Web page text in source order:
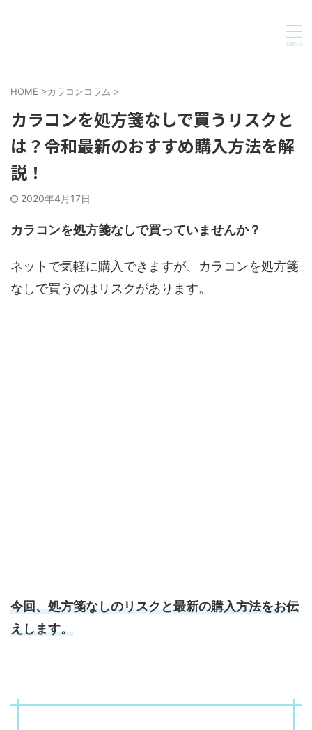
HOME >カラコンコラム >
カラコンを処方箋なしで買うリスクと
は？令和最新のおすすめ購入方法を解
説！
2020年4月17日
カラコンを処方箋なしで買っていませんか？
ネットで気軽に購入できますが、カラコンを処方箋
なしで買うのはリスクがあります。
今回、処方箋なしのリスクと最新の購入方法をお伝
えします。